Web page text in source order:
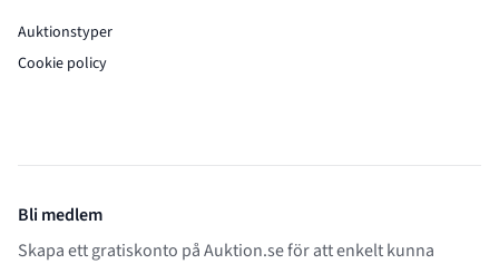
Auktionstyper
Cookie policy
Bli medlem
Skapa ett gratiskonto på Auktion.se för att enkelt kunna